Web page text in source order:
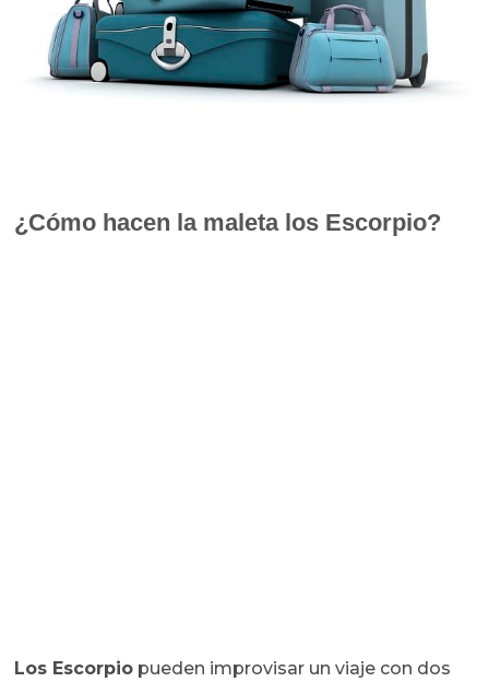
¿Cómo hacen la maleta los Escorpio?
Los Escorpio pueden improvisar un viaje con dos